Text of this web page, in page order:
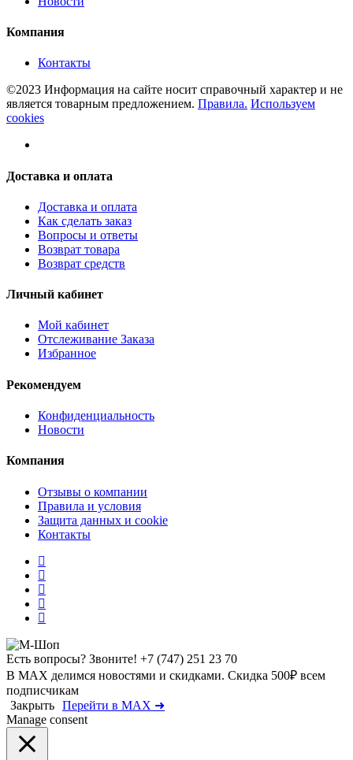
Компания
Контакты
©2023 Информация на сайте носит справочный характер и не
является товарным предложением. Правила. Используем
cookies
Доставка и оплата
Доставка и оплата
Как сделать заказ
Вопросы и ответы
Возврат товара
Возврат средств
Личный кабинет
Мой кабинет
Отслеживание Заказа
Избранное
Рекомендуем
Конфиденциальность
Новости
Компания
Отзывы о компании
Правила и условия
Защита данных и cookie
Контакты
Есть вопросы? Звоните! +7 (747) 251 23 70
В MAX делимся новостями и скидками. Скидка 500₽ всем
подписчикам
Закрыть Перейти в MAX ➜
Manage consent